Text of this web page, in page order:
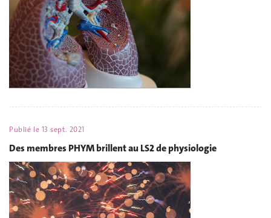
Publié le 13 sept. 2021
Des membres PHYM brillent au LS2 de physiologie